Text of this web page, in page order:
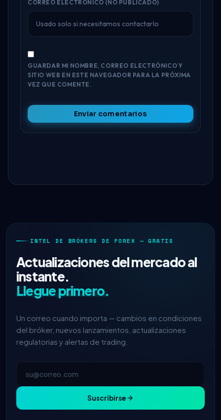
CORREO ELECTRÓNICO (NO PUBLICADO)
GUARDAR MI NOMBRE, CORREO ELECTRÓNICO Y
SITIO WEB EN ESTE NAVEGADOR PARA LA PRÓXIMA
VEZ QUE COMENTE.
Enviar comentarios
INTEL DE BRÓKERS DE FOREX — GRATIS
Actualizaciones del mercado al
instante.
Llegue primero.
Un correo cuando importa — cambios en condiciones
del bróker, nuevos lanzamientos, actualizaciones
regulatorias y alertas de trading.
Suscribirse